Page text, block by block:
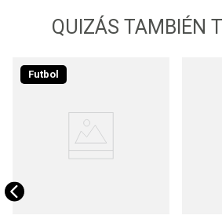
QUIZÁS TAMBIÉN
Futbol